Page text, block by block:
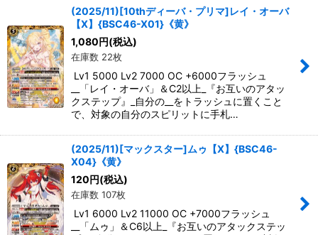
(2025/11)[10thディーバ・プリマ]レイ・オーバ
【X】{BSC46-X01}《黄》
1,080 円(税込)
在庫数 22枚
Lv1 5000 Lv2 7000 OC +6000フラッシュ
__「レイ・オーバ」＆C2以上_『お互いのアタッ
クステップ』_自分の__をトラッシュに置くこと
で、対象の自分のスピリットに手札…
(2025/11)[マックスター]ムゥ【X】{BSC46-
X04}《黄》
120 円(税込)
在庫数 107枚
Lv1 6000 Lv2 11000 OC +7000フラッシュ
__「ムゥ」＆C6以上_『お互いのアタックステッ